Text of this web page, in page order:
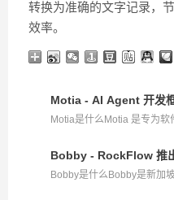
转换为准确的文字记录，
效率。
Motia - AI Agent 开发
Motia是什么Motia 是专为
Bobby - RockFlow 推
Bobby是什么Bobby是新加